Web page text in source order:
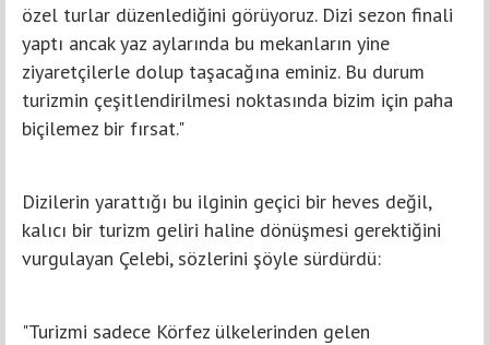
özel turlar düzenlediğini görüyoruz. Dizi sezon finali
yaptı ancak yaz aylarında bu mekanların yine
ziyaretçilerle dolup taşacağına eminiz. Bu durum
turizmin çeşitlendirilmesi noktasında bizim için paha
biçilemez bir fırsat."
Dizilerin yarattığı bu ilginin geçici bir heves değil,
kalıcı bir turizm geliri haline dönüşmesi gerektiğini
vurgulayan Çelebi, sözlerini şöyle sürdürdü:
"Turizmi sadece Körfez ülkelerinden gelen